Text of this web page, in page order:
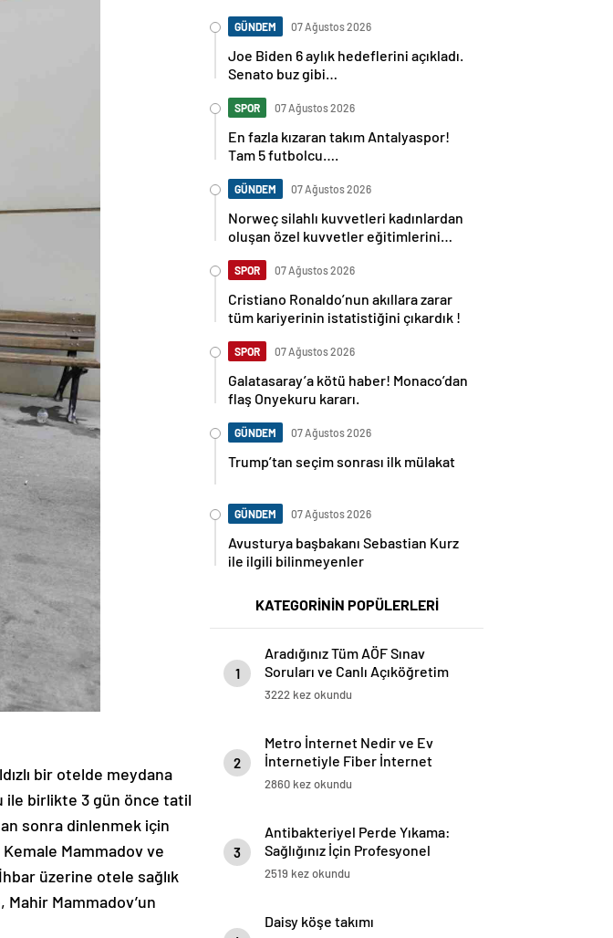
bir otelde meydana
ile birlikte 3 gün önce tatil
sonra dinlenmek için
Mammadov ve
üzerine otele sağlık
Mammadov’un
GÜNDEM 07 Ağustos 2026
Joe Biden 6 aylık hedeflerini açıkladı.
Senato buz gibi…
SPOR 07 Ağustos 2026
En fazla kızaran takım Antalyaspor!
Tam 5 futbolcu….
GÜNDEM 07 Ağustos 2026
Norweç silahlı kuvvetleri kadınlardan
oluşan özel kuvvetler eğitimlerini
SPOR 07 Ağustos 2026
Cristiano Ronaldo’nun akıllara zarar
tüm kariyerinin istatistiğini çıkardık !
SPOR 07 Ağustos 2026
Galatasaray’a kötü haber! Monaco’dan
flaş Onyekuru kararı.
GÜNDEM 07 Ağustos 2026
Trump’tan seçim sonrası ilk mülakat
GÜNDEM 07 Ağustos 2026
Avusturya başbakanı Sebastian Kurz
ile ilgili bilinmeyenler
KATEGORİNİN POPÜLERLERİ
1
Aradığınız Tüm AÖF Sınav
Soruları ve Canlı Açıköğretim
Forumu Burada
3222 kez okundu
2
Metro İnternet Nedir ve Ev
İnternetiyle Fiber İnternet
Arasındaki Farklar
2860 kez okundu
3
Antibakteriyel Perde Yıkama:
Sağlığınız İçin Profesyonel
Çözümler
2519 kez okundu
Daisy köşe takımı